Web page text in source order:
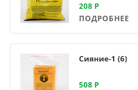
208 Р
ПОДРОБНЕЕ
Сияние-1 (6)
508 Р